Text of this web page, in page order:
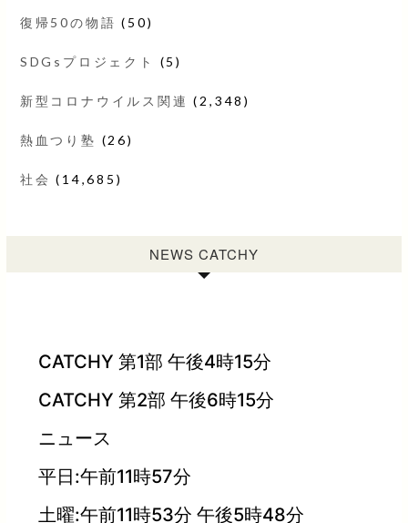
復帰50の物語 (50)
SDGsプロジェクト (5)
新型コロナウイルス関連 (2,348)
熱血つり塾 (26)
社会 (14,685)
NEWS CATCHY
CATCHY 第1部 午後4時15分
CATCHY 第2部 午後6時15分
ニュース
平日:午前11時57分
土曜:午前11時53分 午後5時48分